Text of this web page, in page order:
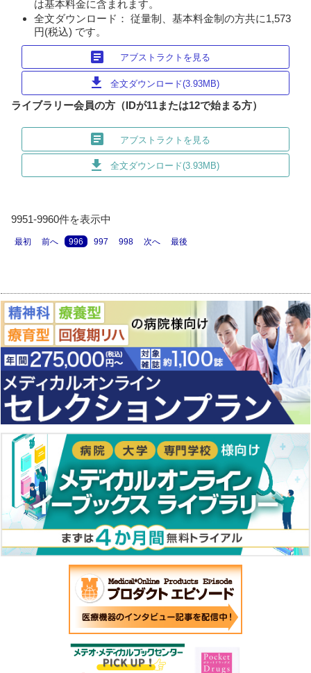
は基本料金に含まれます。
全文ダウンロード： 従量制、基本料金制の方共に1,573
円(税込) です。
article アブストラクトを見る
download 全文ダウンロード(3.93MB)
ライブラリー会員の方（IDが11または12で始まる方）
article アブストラクトを見る
download 全文ダウンロード(3.93MB)
9951-9960件を表示中
最初 前へ 996 997 998 次へ 最後